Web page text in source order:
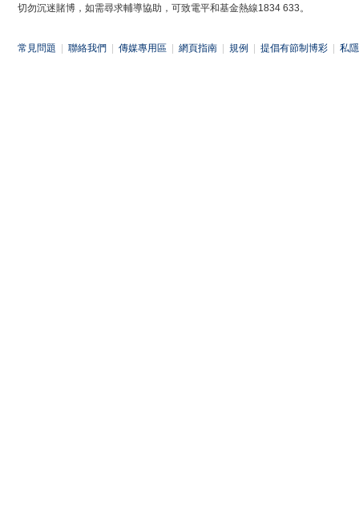
切勿沉迷賭博，如需尋求輔導協助，可致電平和基金熱線1834 633。
常見問題 聯絡我們 傳媒專用區 網頁指南 規例 提倡有節制博彩 私